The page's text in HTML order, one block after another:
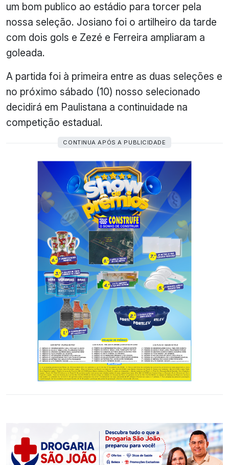
um bom publico ao estádio para torcer pela
nossa seleção. Josiano foi o artilheiro da tarde
com dois gols e Zezé e Ferreira ampliaram a
goleada.
A partida foi à primeira entre as duas seleções e
no próximo sábado (10) nosso selecionado
decidirá em Paulistana a continuidade na
competição estadual.
CONTINUA APÓS A PUBLICIDADE